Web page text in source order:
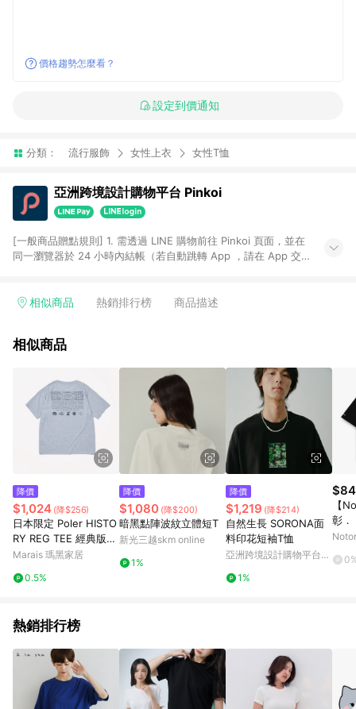
價格趨勢怎麼看？
設定到價通知
分類： 流行服飾 女性上衣 女性T恤
亞洲跨境設計購物平台 Pinkoi
[一般商品贈點規則] 1. 需透過 LINE 購物前往 Pinkoi 頁面，並在
同一瀏覽器於 24 小時內結帳（若自動跳轉 App ，請在 App 交
回饋訂單不得享有 Pinkoi 站方優惠，例如首購優惠，P coins，
行為，不具贈點資格，部分退款不在此限。 6. APP 請更新至
貨後 45 天後發送。 8. 群眾募資商品，禮物卡，開館保證金，補
運費，攤位費等不具贈點資格。 9. LINE 購物站上之商品規格、
顏色、價位、贈品如與 Pinkoi 商品資訊頁及購物車不符，以
Pinkoi 購物商品資訊頁及購物車標示為準。 10. 點數紅包使用規
則請以點數紅包活動說明為準。 11. 若於 LINE 購物前往 Pinkoi
頁面後才首次下載 Pinkoi APP 並完成訂單，不符合導購資格；承
上，首次下載 Pinkoi APP 後，需透過 LINE 購物前往 Pinkoi 頁
相似商品 熱銷排行榜 商品描述
相似商品
降價
$1,024 (降$256)
日本限定 Poler HISTO
RY REG TEE 經典版型
短袖T恤 灰 - S
Marais 瑪黑家居
0.5%
降價
$1,080 (降$200)
暗黑點陣波紋立體短T
新光三越skm online
1%
降價
$1,219 (降$214)
自然生長 SORONA面
料印花短袖T恤
亞洲跨境設計購物平台
1%
【
彰．
野卡
｜官
熱銷排行榜